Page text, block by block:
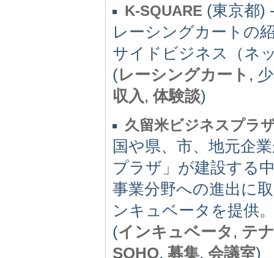
K-SQUARE (東京都)
レーシングカートの
サイドビジネス（ネ
(レーシングカート ,
収入,体験談)
久留米ビジネスプラ
国や県、市、地元企
プラザ」が建設する
事業分野への進出に
ンキュベータを提供
(インキュベータ , テ
SOHO, 募集, 会議室)